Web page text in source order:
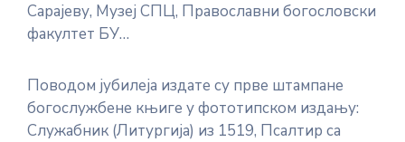
Сарајеву, Музеј СПЦ, Православни богословски
факултет БУ…
Поводом јубилеја издате су прве штампане
богослужбене књиге у фототипском издању:
Служабник (Литургија) из 1519, Псалтир са